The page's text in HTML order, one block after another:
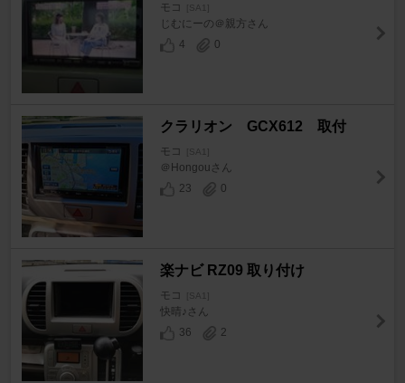
モコ [SA1]
じむにーの＠親方さん
4
0
クラリオン GCX612 取付
モコ [SA1]
＠Hongouさん
23
0
楽ナビ RZ09 取り付け
モコ [SA1]
快晴♪さん
36
2